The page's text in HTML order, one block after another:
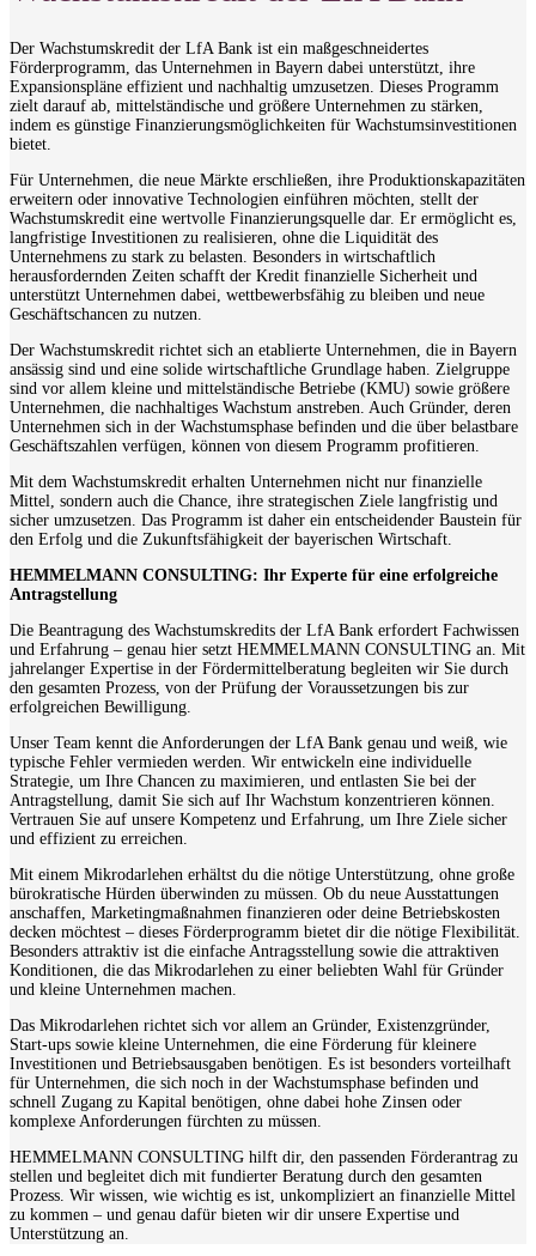
Der Wachstumskredit der LfA Bank ist ein maßgeschneidertes
Förderprogramm, das Unternehmen in Bayern dabei unterstützt, ihre
Expansionspläne effizient und nachhaltig umzusetzen. Dieses Programm
zielt darauf ab, mittelständische und größere Unternehmen zu stärken,
indem es günstige Finanzierungsmöglichkeiten für Wachstumsinvestitionen
bietet.
Für Unternehmen, die neue Märkte erschließen, ihre Produktionskapazitäten
erweitern oder innovative Technologien einführen möchten, stellt der
Wachstumskredit eine wertvolle Finanzierungsquelle dar. Er ermöglicht es,
langfristige Investitionen zu realisieren, ohne die Liquidität des
Unternehmens zu stark zu belasten. Besonders in wirtschaftlich
herausfordernden Zeiten schafft der Kredit finanzielle Sicherheit und
unterstützt Unternehmen dabei, wettbewerbsfähig zu bleiben und neue
Geschäftschancen zu nutzen.
Der Wachstumskredit richtet sich an etablierte Unternehmen, die in Bayern
ansässig sind und eine solide wirtschaftliche Grundlage haben. Zielgruppe
sind vor allem kleine und mittelständische Betriebe (KMU) sowie größere
Unternehmen, die nachhaltiges Wachstum anstreben. Auch Gründer, deren
Unternehmen sich in der Wachstumsphase befinden und die über belastbare
Geschäftszahlen verfügen, können von diesem Programm profitieren.
Mit dem Wachstumskredit erhalten Unternehmen nicht nur finanzielle
Mittel, sondern auch die Chance, ihre strategischen Ziele langfristig und
sicher umzusetzen. Das Programm ist daher ein entscheidender Baustein für
den Erfolg und die Zukunftsfähigkeit der bayerischen Wirtschaft.
HEMMELMANN CONSULTING: Ihr Experte für eine erfolgreiche
Antragstellung
Die Beantragung des Wachstumskredits der LfA Bank erfordert Fachwissen
und Erfahrung – genau hier setzt HEMMELMANN CONSULTING an. Mit
jahrelanger Expertise in der Fördermittelberatung begleiten wir Sie durch
den gesamten Prozess, von der Prüfung der Voraussetzungen bis zur
erfolgreichen Bewilligung.
Unser Team kennt die Anforderungen der LfA Bank genau und weiß, wie
typische Fehler vermieden werden. Wir entwickeln eine individuelle
Strategie, um Ihre Chancen zu maximieren, und entlasten Sie bei der
Antragstellung, damit Sie sich auf Ihr Wachstum konzentrieren können.
Vertrauen Sie auf unsere Kompetenz und Erfahrung, um Ihre Ziele sicher
und effizient zu erreichen.
Mit einem Mikrodarlehen erhältst du die nötige Unterstützung, ohne große
bürokratische Hürden überwinden zu müssen. Ob du neue Ausstattungen
anschaffen, Marketingmaßnahmen finanzieren oder deine Betriebskosten
decken möchtest – dieses Förderprogramm bietet dir die nötige Flexibilität.
Besonders attraktiv ist die einfache Antragsstellung sowie die attraktiven
Konditionen, die das Mikrodarlehen zu einer beliebten Wahl für Gründer
und kleine Unternehmen machen.
Das Mikrodarlehen richtet sich vor allem an Gründer, Existenzgründer,
Start-ups sowie kleine Unternehmen, die eine Förderung für kleinere
Investitionen und Betriebsausgaben benötigen. Es ist besonders vorteilhaft
für Unternehmen, die sich noch in der Wachstumsphase befinden und
schnell Zugang zu Kapital benötigen, ohne dabei hohe Zinsen oder
komplexe Anforderungen fürchten zu müssen.
HEMMELMANN CONSULTING hilft dir, den passenden Förderantrag zu
stellen und begleitet dich mit fundierter Beratung durch den gesamten
Prozess. Wir wissen, wie wichtig es ist, unkompliziert an finanzielle Mittel
zu kommen – und genau dafür bieten wir dir unsere Expertise und
Unterstützung an.